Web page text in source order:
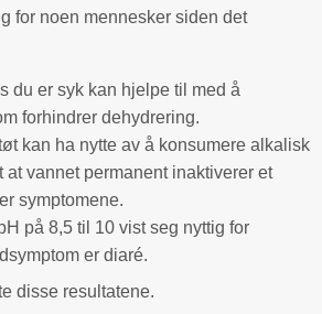
for noen mennesker siden det
du er syk kan hjelpe til med å
forhindrer dehydrering.
kan ha nytte av å konsumere alkalisk
vannet permanent inaktiverer et
symptomene.
på 8,5 til 10 vist seg nyttig for
er diaré.
disse resultatene.